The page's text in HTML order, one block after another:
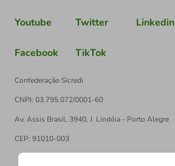
Youtube Twitter Linkedin
Facebook TikTok
Confederação Sicredi
CNPJ: 03.795.072/0001-60
Av. Assis Brasil, 3940, J. Lindóia - Porto Alegre
CEP: 91010-003